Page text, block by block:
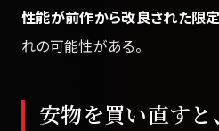
性能が前作から改良された限
れの可能性がある。
安物を買い直す